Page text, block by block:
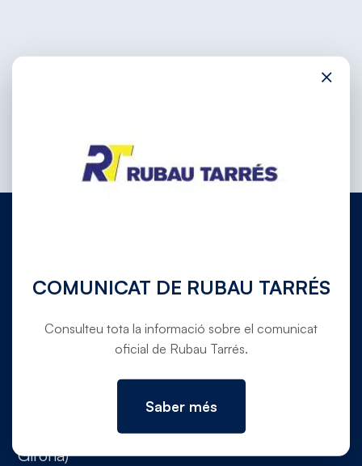
972 780 030
OFICINES A VERGES I DOMICILI SOCIAL
Ctra. C-31 de Torroella de Montgrí a Verges,
pk. 354,5 (Canet de La Tallada, 17134,
Girona)
×
COMUNICAT DE RUBAU TARRÉS
Consulteu tota la informació sobre el comunicat
oficial de Rubau Tarrés.
Saber més